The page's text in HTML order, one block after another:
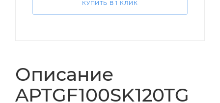
КУПИТЬ В 1 КЛИК
Описание
APTGF100SK120TG